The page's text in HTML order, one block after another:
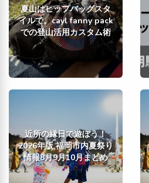
夏山はヒップバッグスタ
イルで。cayl fanny pack
での登山活用カスタム術
近所の縁日で遊ぼう！
2026年版 福岡市内夏祭り
情報8月9月10月まとめ